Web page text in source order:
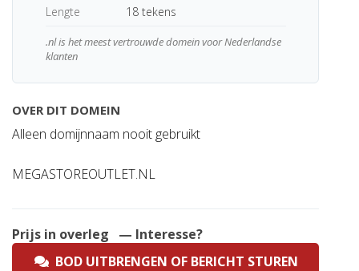
Lengte
18 tekens
.nl is het meest vertrouwde domein voor Nederlandse
klanten
OVER DIT DOMEIN
Alleen domijnnaam nooit gebruikt
MEGASTOREOUTLET.NL
Prijs in overleg
— Interesse?
BOD UITBRENGEN OF BERICHT STUREN